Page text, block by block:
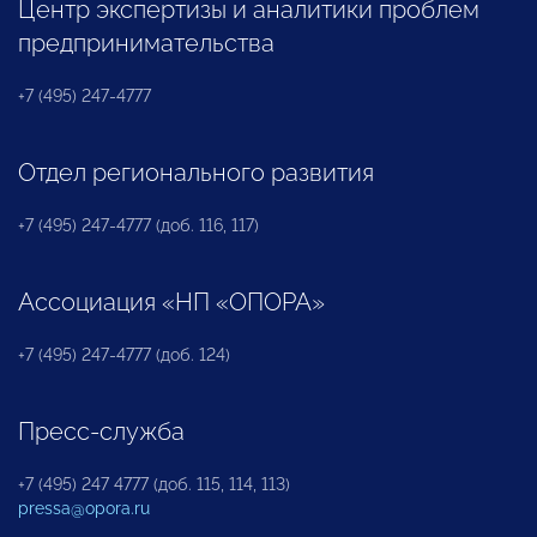
Центр экспертизы и аналитики проблем
предпринимательства
+7 (495) 247-4777
Отдел регионального развития
+7 (495) 247-4777 (доб. 116, 117)
Ассоциация «НП «ОПОРА»
+7 (495) 247-4777 (доб. 124)
Пресс-служба
+7 (495) 247 4777 (доб. 115, 114, 113)
pressa@opora.ru